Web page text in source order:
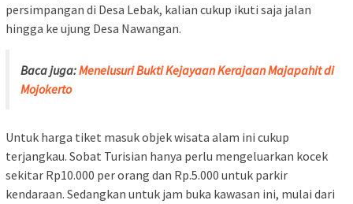
persimpangan di Desa Lebak, kalian cukup ikuti saja jalan
hingga ke ujung Desa Nawangan.
Baca juga:Menelusuri Bukti Kejayaan Kerajaan Majapahit di
Mojokerto
Untuk harga tiket masuk objek wisata alam ini cukup
terjangkau. Sobat Turisian hanya perlu mengeluarkan kocek
sekitar Rp10.000 per orang dan Rp.5.000 untuk parkir
kendaraan. Sedangkan untuk jam buka kawasan ini, mulai dari